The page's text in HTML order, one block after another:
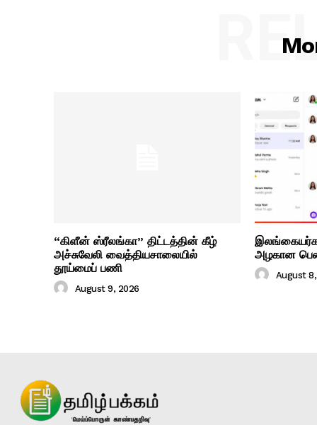
“கிளீன் ஸ்ரீலங்கா” திட்டத்தின் கீழ்
அச்சுவேலி வைத்தியசாலையில்
தூய்மைப் பணி
August 9, 2026
அழகான
August